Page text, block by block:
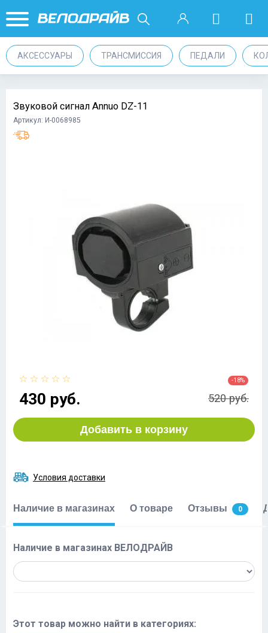
АКСЕССУАРЫ ТРАНСМИССИЯ ПЕДАЛИ
Звуковой сигнал Annuo DZ-11
Артикул: И-0068985
430 руб.
-18%
520 руб.
Добавить в корзину
Условия доставки
Наличие в магазинах О товаре Отзывы 0
Наличие в магазинах ВЕЛОДРАЙВ
Этот товар можно найти в категориях: